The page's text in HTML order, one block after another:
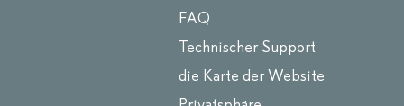
FAQ
Technischer Support
die Karte der Website